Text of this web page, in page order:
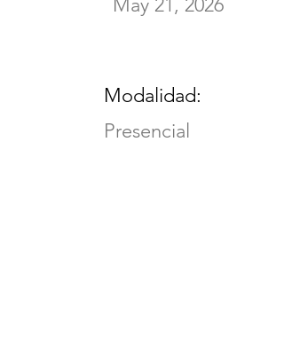
May 21, 2026
Modalidad:
Presencial